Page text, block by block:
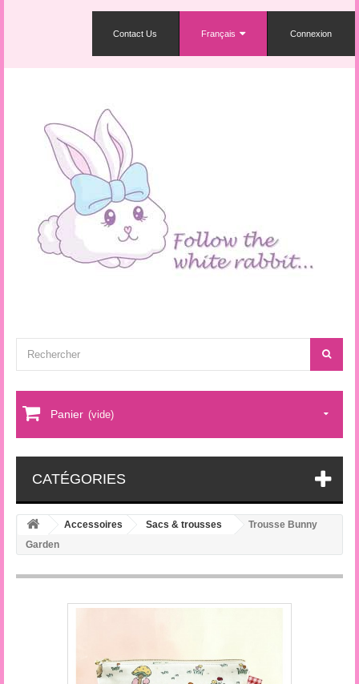
Connexion
Français
Contact Us
Panier (vide)
CATÉGORIES
Accessoires Sacs & trousses
Trousse Bunny
Garden